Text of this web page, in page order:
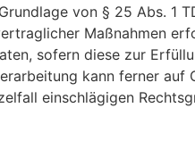
von § 25 Abs. 1
Maßnahmen
sofern diese zur
kann ferner auf
einschlägigen